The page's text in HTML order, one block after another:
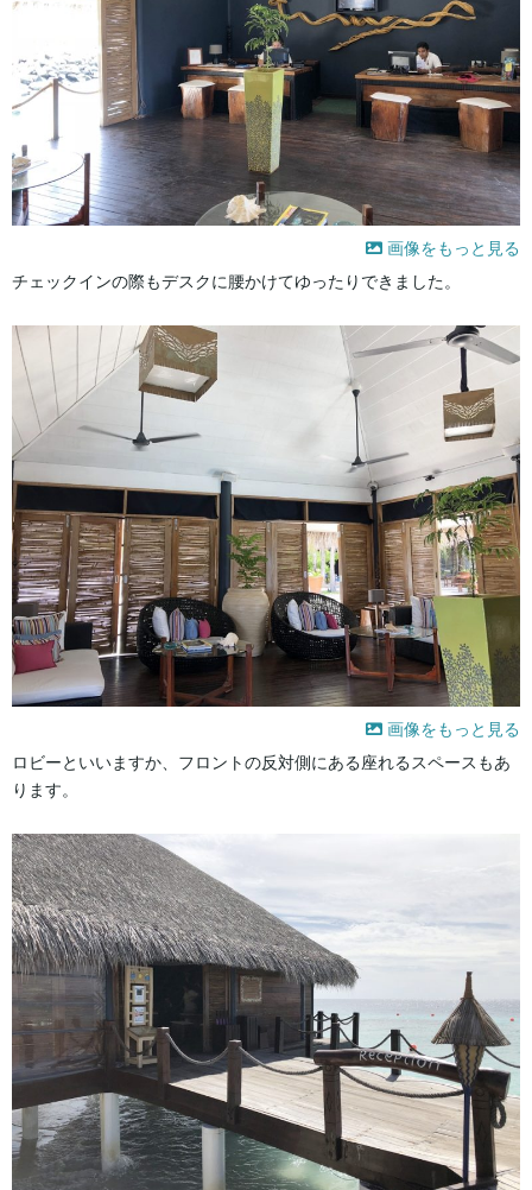
画像をもっと見る
チェックインの際もデスクに腰かけてゆったりできました。
画像をもっと見る
ロビーといいますか、フロントの反対側にある座れるスペースもあ
ります。